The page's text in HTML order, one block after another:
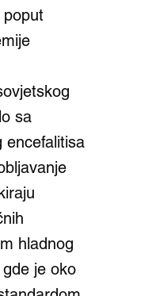
poput
sa
encefalitisa
hladnog
je oko